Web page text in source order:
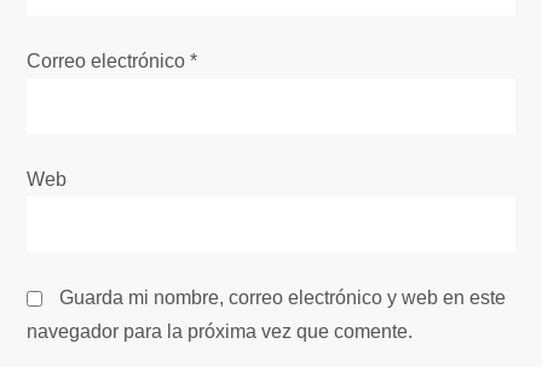
t
a
a
s
Correo electrónico*
Web
Guarda mi nombre, correo electrónico y web en este
navegador para la próxima vez que comente.